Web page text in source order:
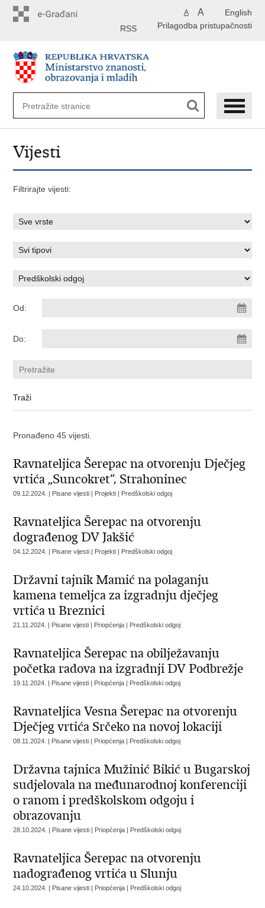
English
A A
Prilagodba pristupačnosti
RSS
Vijesti
Filtrirajte vijesti:
Od:
Do:
Pronađeno 45 vijesti.
Ravnateljica Šerepac na otvorenju Dječjeg
vrtića „Suncokret“, Strahoninec
09.12.2024. | Pisane vijesti | Projekti | Predškolski odgoj
Ravnateljica Šerepac na otvorenju
dograđenog DV Jakšić
04.12.2024. | Pisane vijesti | Projekti | Predškolski odgoj
Državni tajnik Mamić na polaganju
kamena temeljca za izgradnju dječjeg
vrtića u Breznici
21.11.2024. | Pisane vijesti | Priopćenja | Predškolski odgoj
Ravnateljica Šerepac na obilježavanju
početka radova na izgradnji DV Podbrežje
19.11.2024. | Pisane vijesti | Priopćenja | Predškolski odgoj
Ravnateljica Vesna Šerepac na otvorenju
Dječjeg vrtića Srčeko na novoj lokaciji
08.11.2024. | Pisane vijesti | Priopćenja | Predškolski odgoj
Državna tajnica Mužinić Bikić u Bugarskoj
sudjelovala na međunarodnoj konferenciji
o ranom i predškolskom odgoju i
obrazovanju
28.10.2024. | Pisane vijesti | Priopćenja | Predškolski odgoj
Ravnateljica Šerepac na otvorenju
nadograđenog vrtića u Slunju
24.10.2024. | Pisane vijesti | Priopćenja | Predškolski odgoj